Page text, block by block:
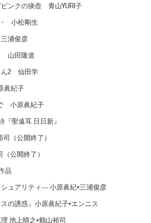
ンクの痰壺 青山YURI子
･ 小松剛生
浦俊彦
山田隆道
ん2 仙田学
眞紀子
小原眞紀子
『聖遠耳 日日新』
（公開終了）
公開終了）
品
シュアリティ― 小原眞紀×三浦俊彦
の誘惑』小原眞紀子×エンニス
池上晴之×鶴山裕司